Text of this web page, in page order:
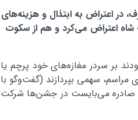
اعتراض به ابتذال و هزینه‌های
اعتراض می‌کرد و هم از سکوت
بر سردر مغازه‌های خود پرچم یا
مراسم، سهمی بپردازند (گفت‌وگو با
صادره می‌بایست در جشن‌ها شرکت